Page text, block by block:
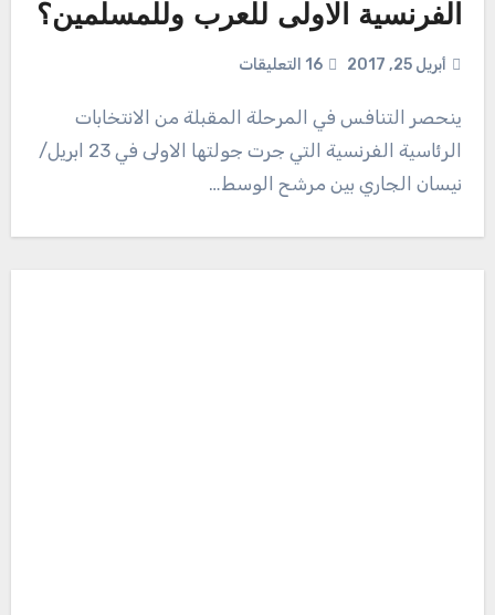
الفرنسية الاولى للعرب وللمسلمين؟
أبريل 25, 2017 16 التعليقات
ينحصر التنافس في المرحلة المقبلة من الانتخابات
الرئاسية الفرنسية التي جرت جولتها الاولى في 23 ابريل/
نيسان الجاري بين مرشح الوسط…